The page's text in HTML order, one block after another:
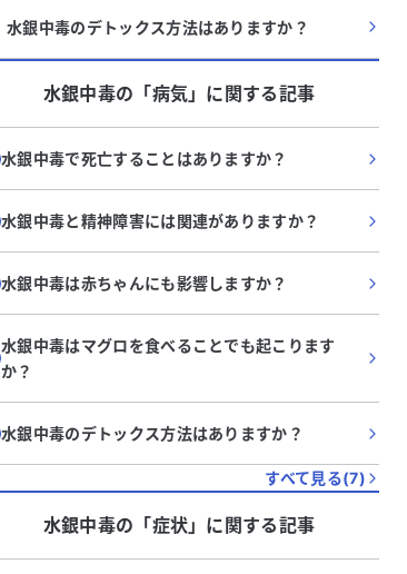
水銀中毒のデトックス方法はありますか？
水銀中毒の「病気」に関する記事
水銀中毒で死亡することはありますか？
水銀中毒と精神障害には関連がありますか？
水銀中毒は赤ちゃんにも影響しますか？
水銀中毒はマグロを食べることでも起こります
か？
水銀中毒のデトックス方法はありますか？
すべて見る(7)
水銀中毒の「症状」に関する記事